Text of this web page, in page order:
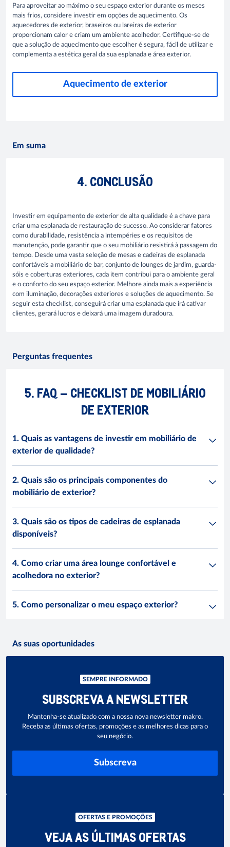
Para aproveitar ao máximo o seu espaço exterior durante os meses
mais frios, considere investir em opções de aquecimento. Os
aquecedores de exterior, braseiros ou lareiras de exterior
proporcionam calor e criam um ambiente acolhedor. Certifique-se de
que a solução de aquecimento que escolher é segura, fácil de utilizar e
complementa a estética geral da sua esplanada e área exterior.
Aquecimento de exterior
Em suma
4. CONCLUSÃO
Investir em equipamento de exterior de alta qualidade é a chave para
criar uma esplanada de restauração de sucesso. Ao considerar fatores
como durabilidade, resistência a intempéries e os requisitos de
manutenção, pode garantir que o seu mobiliário resistirá à passagem do
tempo. Desde uma vasta seleção de mesas e cadeiras de esplanada
confortáveis a mobiliário de bar, conjunto de lounges de jardim, guarda-
sóis e coberturas exteriores, cada item contribui para o ambiente geral
e o conforto do seu espaço exterior. Melhore ainda mais a experiência
com iluminação, decorações exteriores e soluções de aquecimento. Se
seguir esta checklist, conseguirá criar uma esplanada que irá cativar
clientes, gerará lucros e deixará uma imagem duradoura.
Perguntas frequentes
5. FAQ – CHECKLIST DE MOBILIÁRIO
DE EXTERIOR
1. Quais as vantagens de investir em mobiliário de
exterior de qualidade?
2. Quais são os principais componentes do
mobiliário de exterior?
3. Quais são os tipos de cadeiras de esplanada
disponíveis?
4. Como criar uma área lounge confortável e
acolhedora no exterior?
5. Como personalizar o meu espaço exterior?
As suas oportunidades
SEMPRE INFORMADO
SUBSCREVA A NEWSLETTER
Mantenha-se atualizado com a nossa nova newsletter makro.
Receba as últimas ofertas, promoções e as melhores dicas para o
seu negócio.
Subscreva
OFERTAS E PROMOÇÕES
VEJA AS ÚLTIMAS OFERTAS